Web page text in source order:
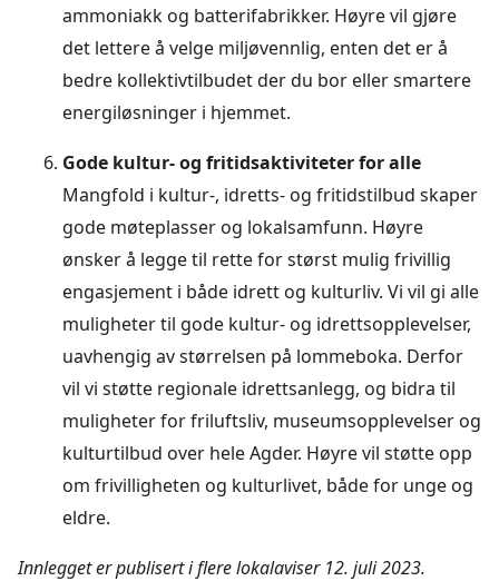
ammoniakk og batterifabrikker. Høyre vil gjøre
det lettere å velge miljøvennlig, enten det er å
bedre kollektivtilbudet der du bor eller smartere
energiløsninger i hjemmet.
Gode kultur- og fritidsaktiviteter for alle
Mangfold i kultur-, idretts- og fritidstilbud skaper
gode møteplasser og lokalsamfunn. Høyre
ønsker å legge til rette for størst mulig frivillig
engasjement i både idrett og kulturliv. Vi vil gi alle
muligheter til gode kultur- og idrettsopplevelser,
uavhengig av størrelsen på lommeboka. Derfor
vil vi støtte regionale idrettsanlegg, og bidra til
muligheter for friluftsliv, museumsopplevelser og
kulturtilbud over hele Agder. Høyre vil støtte opp
om frivilligheten og kulturlivet, både for unge og
eldre.
Innlegget er publisert i flere lokalaviser 12. juli 2023.